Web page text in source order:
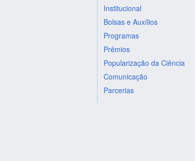
Institucional
Bolsas e Auxílios
Programas
Prêmios
Popularização da Ciência
Comunicação
Parcerias